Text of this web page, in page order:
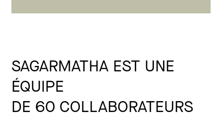
SAGARMATHA EST UNE
ÉQUIPE
DE 60 COLLABORATEURS